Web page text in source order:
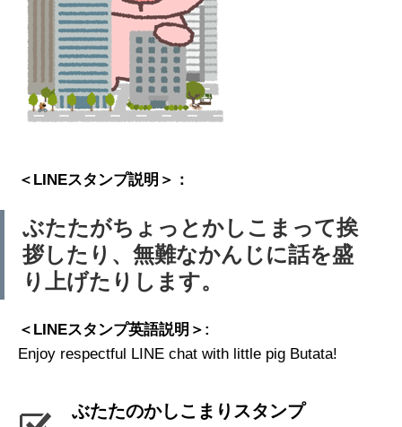
＜LINEスタンプ説明＞：
ぶたたがちょっとかしこまって挨
拶したり、無難なかんじに話を盛
り上げたりします。
＜LINEスタンプ英語説明＞:
Enjoy respectful LINE chat with little pig Butata!
ぶたたのかしこまりスタンプ